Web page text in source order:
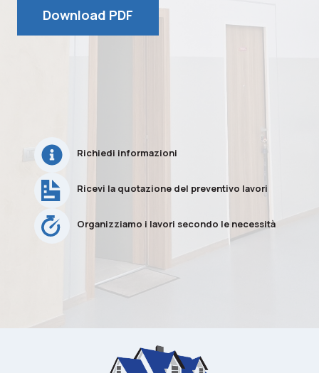
Download PDF
Richiedi informazioni
Ricevi la quotazione del preventivo lavori
Organizziamo i lavori secondo le necessità